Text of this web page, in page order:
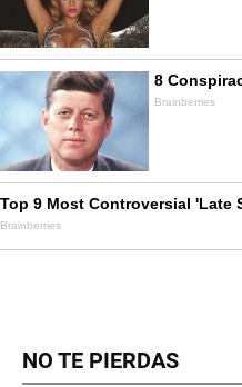
NO TE PIERDAS